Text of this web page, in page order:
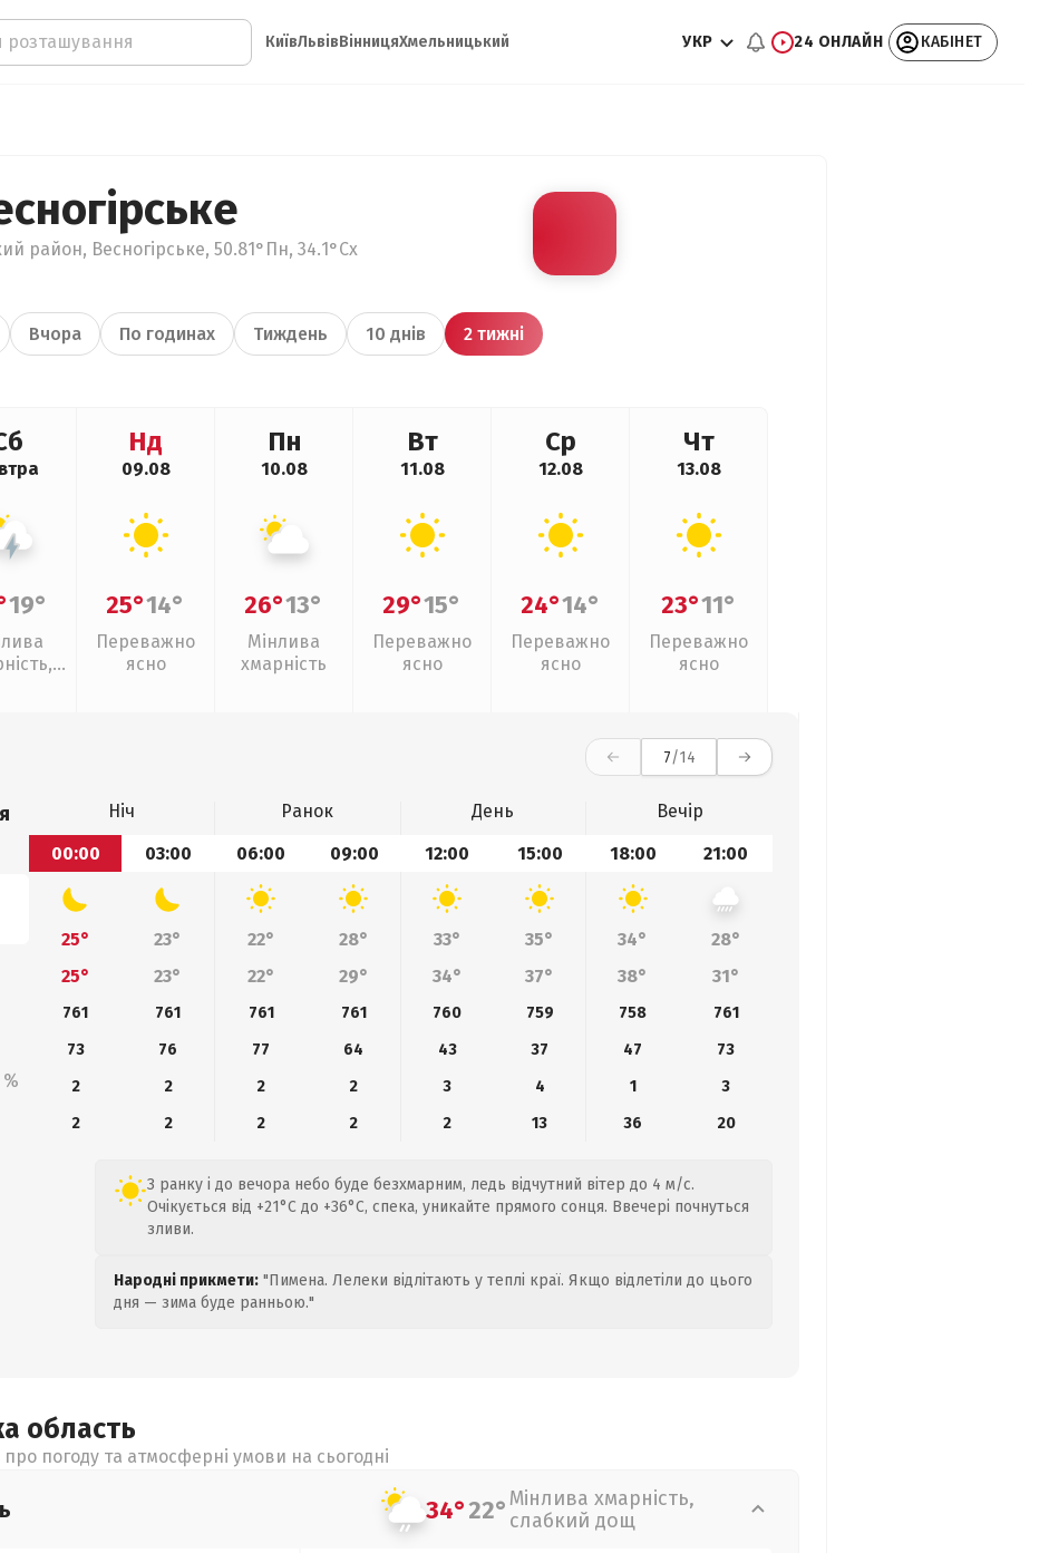
КиївЛьвівВінницяХмельницький УКР 24 ОНЛАЙН КАБІНЕТ
район, Весногірське, 50.81°Пн, 34.1°Сх
Вчора По годинах Тиждень 10 днів 2 тижні
19°
Нд
09.08
25°14°
Переважно
ясно
Пн
10.08
26°13°
Мінлива
хмарність
Вт
11.08
29°15°
Переважно
ясно
Ср
12.08
24°14°
Переважно
ясно
Чт
13.08
23°11°
Переважно
ясно
7/14
Ніч Ранок День
Вечір
00:00
03:00 06:00 09:00 12:00 15:00 18:00 21:00
25° 23° 22° 28° 33° 35° 34°
28°
25°
23° 22° 29° 34° 37° 38° 31°
761 761 761 761 760 759 758
761
73
76 77 64 43 37 47
73
2
2 2 2 3 4 1
3
2
2 2 2 2 13 36 20
З ранку і до вечора небо буде безхмарним, ледь відчутний вітер до 4 м/с.
Очікується від +21°C до +36°C, спека, уникайте прямого сонця. Ввечері почнуться
зливи.
Народні прикмети: "Пимена. Лелеки відлітають у теплі краї. Якщо відлетіли до цього
дня — зима буде ранньою."
область
погоду та атмосферні умови на сьогодні
34°22°Мінлива хмарність,
слабкий дощ